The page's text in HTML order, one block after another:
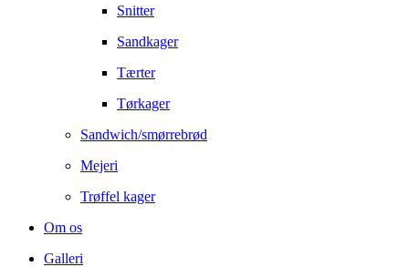
Snitter
Sandkager
Tærter
Tørkager
Sandwich/smørrebrød
Mejeri
Trøffel kager
Om os
Galleri